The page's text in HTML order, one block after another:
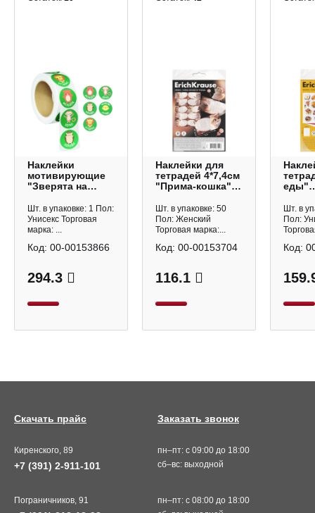
Наклейки
мотивирующие
"Зверята на
1000шт, рулон
8381 Квадра
Шт. в упаковке: 1 Пол:
Унисекс Торговая
марка: ...
294.3
Код: 00-00153866
Наклейки для
тетрадей 4*7,4см
"Прима-кошка"
Krause
Шт. в упаковке: 50
Пол: Женский
Торговая марка:...
116.1
Код: 00-00153704
еды"
Erich
Шт. в
Пол:
Код:
Киренского, 89
+7 (391) 2-911-101
пн–пт: с 09:00 до 18:00
сб–вс: выходной
Пограничников, 91
пн–пт: с 08:00 до 18:00
Заказать звонок
Скачать прайс